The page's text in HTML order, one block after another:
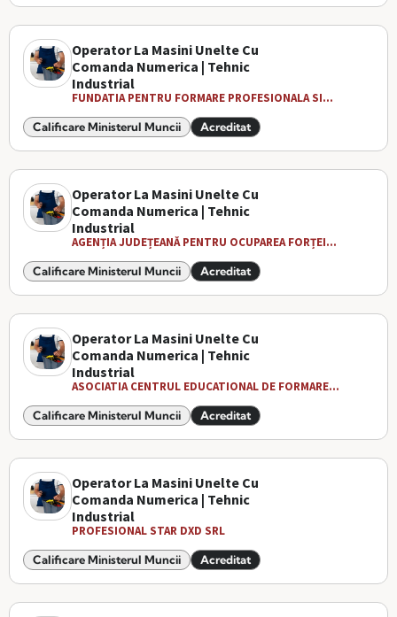
Operator La Masini Unelte Cu
Comanda Numerica | Tehnic
Industrial
FUNDATIA PENTRU FORMARE PROFESIONALA SI...
Calificare Ministerul Muncii Acreditat
Operator La Masini Unelte Cu
Comanda Numerica | Tehnic
Industrial
AGENȚIA JUDEȚEANĂ PENTRU OCUPAREA FORȚEI...
Calificare Ministerul Muncii Acreditat
Operator La Masini Unelte Cu
Comanda Numerica | Tehnic
Industrial
ASOCIATIA CENTRUL EDUCATIONAL DE FORMARE...
Calificare Ministerul Muncii Acreditat
Operator La Masini Unelte Cu
Comanda Numerica | Tehnic
Industrial
PROFESIONAL STAR DXD SRL
Calificare Ministerul Muncii Acreditat